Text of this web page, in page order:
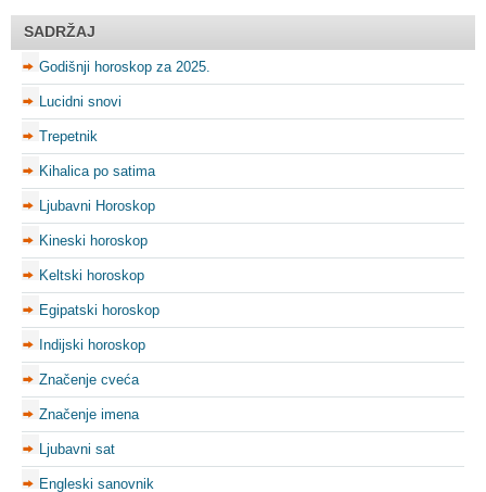
SADRŽAJ
Godišnji horoskop za 2025.
Lucidni snovi
Trepetnik
Kihalica po satima
Ljubavni Horoskop
Kineski horoskop
Keltski horoskop
Egipatski horoskop
Indijski horoskop
Značenje cveća
Značenje imena
Ljubavni sat
Engleski sanovnik